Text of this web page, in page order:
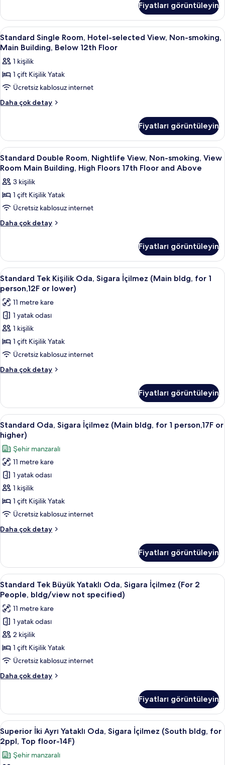
Floors
17th
Floor
and
Above
için
tüm
görün
Non-
smoking,
Main
Building,
Floors
17th
and
Above
hakkında
detay
Fiyatları görüntüleyin
Standard
Single
Room,
Hotel-
selected
View,
Non-
Building,
Below
12th
Floor
için
tüm
fotoğrafları
Kuştüyü yorgan, masa, güneşlik/
5
Standard Single Room, Hotel-selected View, Non-smoking,
Main Building, Below 12th Floor
1 kişilik
1 çift Kişilik Yatak
Ücretsiz kablosuz internet
Daha çok detay
Standard
selected
View,
Non-
smoking,
Building,
Below
Floor
hakkında
daha
Fiyatları görüntüleyin
Standard
Double
Room,
Nightlife
View,
Non-
smoking,
Main
Building,
High
Floors
17th
Floor
and
Above
için
tüm
fotoğrafları
Kuştüyü yorgan, masa, güneşlik/
4
Standard Double Room, Nightlife View, Non-smoking, View
Room Main Building, High Floors 17th Floor and Above
3 kişilik
1 çift Kişilik Yatak
Ücretsiz kablosuz internet
Daha çok detay
Standard
View,
Non-
smoking,
View
Room
Main
Building,
High
Floors
17th
Floor
and
Above
hakkında
detay
Fiyatları görüntüleyin
Standard
Tek
Kişilik
Oda,
Sigara
İçilmez
(Main
bldg,
for
1
or
lower)
için
tüm
fotoğrafları
görün
Kuştüyü yorgan, masa, güneşlik/
38
Standard Tek Kişilik Oda, Sigara İçilmez (Main bldg, for 1
person,12F or lower)
11 metre kare
1 yatak odası
1 kişilik
1 çift Kişilik Yatak
Ücretsiz kablosuz internet
Daha çok detay
Standard
Sigara
İçilmez
(Main
bldg,
for
person,12F
or
lower)
hakkında
fazla
detay
Fiyatları görüntüleyin
Standard
Oda,
Sigara
İçilmez
(Main
bldg,
for
1
person,17F
higher)
fotoğrafları
görün
Standard Oda, Sigara İçilmez (Main
38
Standard Oda, Sigara İçilmez (Main bldg, for 1 person,17F or
higher)
Şehir manzaralı
11 metre kare
1 yatak odası
1 kişilik
1 çift Kişilik Yatak
Ücretsiz kablosuz internet
Daha çok detay
Standard
(Main
bldg,
for
1
person,17F
or
higher)
hakkında
daha
fazla
detay
Fiyatları görüntüleyin
Standard
Tek
Büyük
Yataklı
Oda,
Sigara
İçilmez
(For
2
People,
not
specified)
için
tüm
fotoğrafları
Kuştüyü yorgan, masa, güneşlik/
38
Standard Tek Büyük Yataklı Oda, Sigara İçilmez (For 2
People, bldg/view not specified)
11 metre kare
1 yatak odası
2 kişilik
1 çift Kişilik Yatak
Ücretsiz kablosuz internet
Daha çok detay
Standard
Oda,
Sigara
İçilmez
(For
People,
Fiyatları görüntüleyin
Superior
İki
Ayrı
Yataklı
Superior İki Ayrı Yataklı Oda,
35
Superior İki Ayrı Yataklı Oda, Sigara İçilmez (South bldg, for
2ppl, Top floor-14F)
Şehir manzaralı